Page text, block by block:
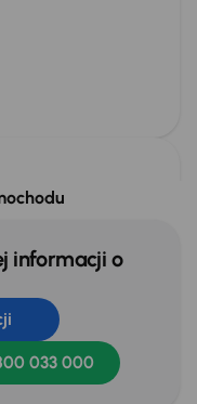
informacji o
033 000